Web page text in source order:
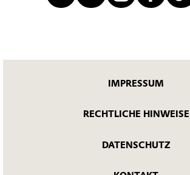
IMPRESSUM
RECHTLICHE HINWEISE
DATENSCHUTZ